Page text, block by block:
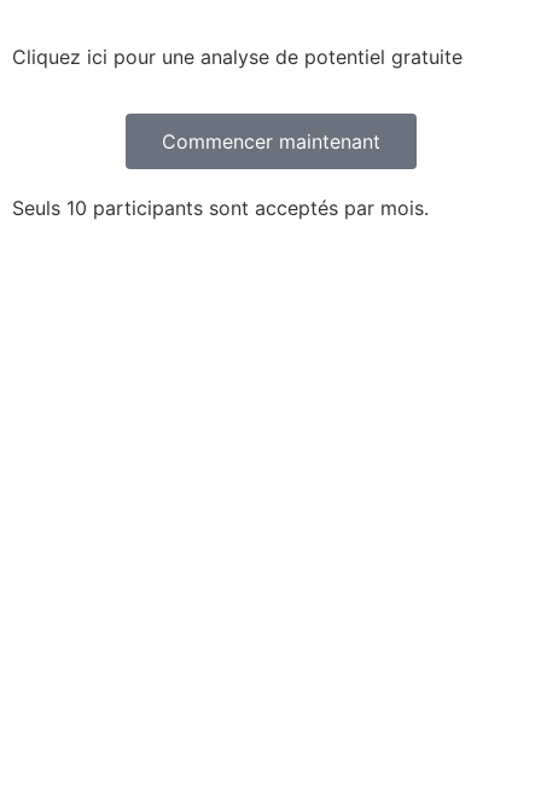
Cliquez ici pour une analyse de potentiel gratuite
Commencer maintenant
Seuls 10 participants sont acceptés par mois.